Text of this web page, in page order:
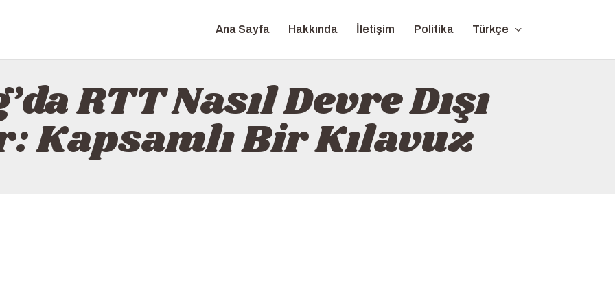
Ana Sayfa Hakkında İletişim Politika Türkçe
RTT Nasıl Devre Dışı
Kapsamlı Bir Kılavuz
FIXGROVE
İLETIŞIM
POLITIKA
TÜRKÇE